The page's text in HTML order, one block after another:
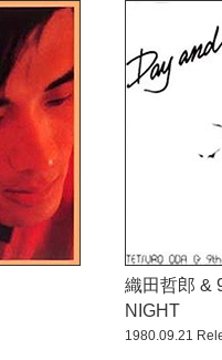
織田哲郎 &
NIGHT
1980.09.21